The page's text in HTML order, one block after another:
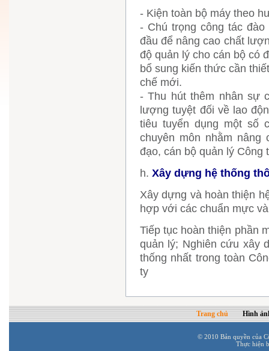
- Kiện toàn bộ máy theo
- Chú trọng công tác
đầu để nâng cao chất
độ quản lý cho cán bộ có
bổ sung kiến thức cần
chế mới.
- Thu hút thêm nhân sự
lượng tuyệt đối về lao
tiêu tuyển dụng một số
chuyên môn nhằm
đạo, cán bộ quản lý Công
h. Xây dựng hệ thống
Xây dựng và hoàn thiện
hợp với các chuẩn mực
Tiếp tục hoàn thiện phần
quản lý; Nghiên cứu xây
thống nhất trong toàn
ty
Trang chủ Hình
© 2010 Bản quyền của
Thực hiện